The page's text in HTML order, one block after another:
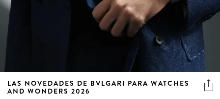
LAS NOVEDADES DE BVLGARI PARA WATCHES
AND WONDERS 2026